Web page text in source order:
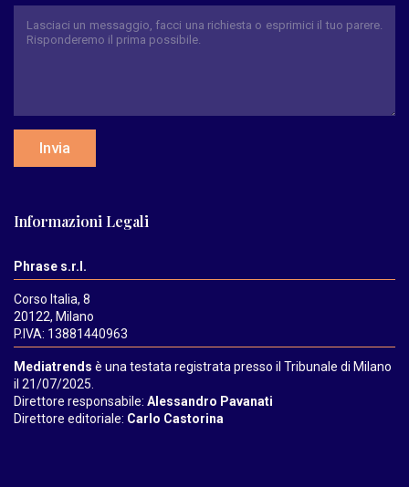
Invia
Informazioni Legali
Phrase s.r.l.
Corso Italia, 8
20122, Milano
P.IVA: 13881440963
Mediatrends è una testata registrata presso il Tribunale di Milano
il 21/07/2025.
Direttore responsabile: Alessandro Pavanati
Direttore editoriale: Carlo Castorina